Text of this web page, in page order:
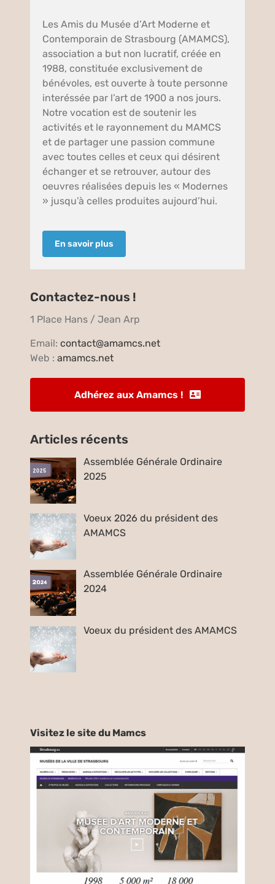
Les Amis du Musée d’Art Moderne et
Contemporain de Strasbourg (AMAMCS),
association a but non lucratif, créée en
1988, constituée exclusivement de
bénévoles, est ouverte à toute personne
interéssée par l’art de 1900 a nos jours.
Notre vocation est de soutenir les
activités et le rayonnement du MAMCS
et de partager une passion commune
avec toutes celles et ceux qui désirent
échanger et se retrouver, autour des
oeuvres réalisées depuis les « Modernes
» jusqu’à celles produites aujourd’hui.
En savoir plus
Contactez-nous !
1 Place Hans / Jean Arp
Email:contact@amamcs.net
Web :amamcs.net
Adhérez aux Amamcs !
Articles récents
Assemblée Générale Ordinaire
2025
Voeux 2026 du président des
AMAMCS
Assemblée Générale Ordinaire
2024
Voeux du président des AMAMCS
Visitez le site du Mamcs